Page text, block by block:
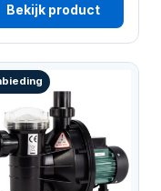
Bekijk product